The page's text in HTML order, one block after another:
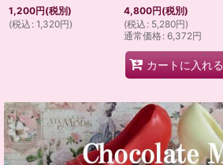
1,200円(税別)
(税込 : 1,320円)
4,800円(税別)
(税込 : 5,280円)
通常価格: 6,372円
カートに入れる